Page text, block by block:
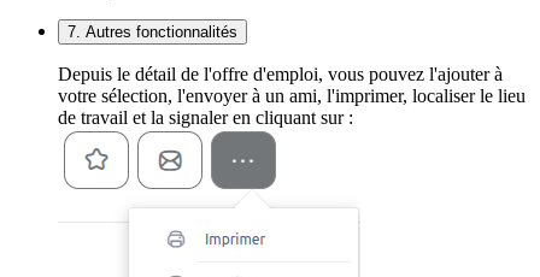
7. Autres fonctionnalités
Depuis le détail de l'offre d'emploi, vous pouvez l'ajouter à
votre sélection, l'envoyer à un ami, l'imprimer, localiser le lieu
de travail et la signaler en cliquant sur :